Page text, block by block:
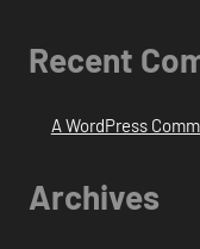
Recent
A WordPress
Archives